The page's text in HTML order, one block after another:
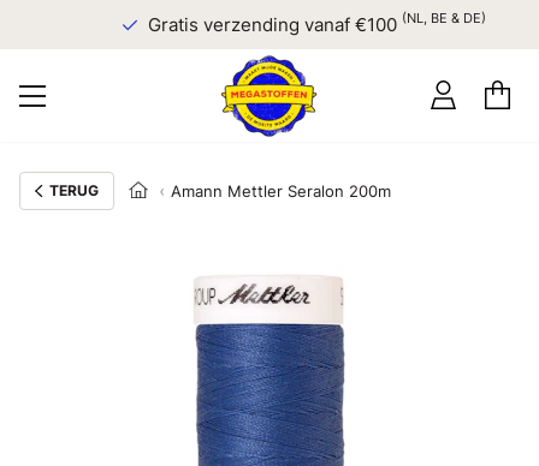
Gratis verzending vanaf €100(NL, BE & DE)
TERUG Amann Mettler Seralon 200m